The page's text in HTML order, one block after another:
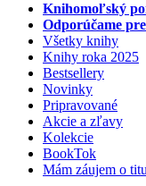
Knihomoľský
Odporúčame
Všetky knihy
Knihy roka 2025
Bestsellery
Novinky
Pripravované
Akcie a zľavy
Kolekcie
BookTok
Mám záujem o